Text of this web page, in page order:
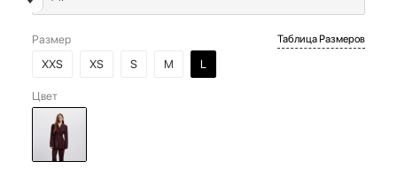
Размер
XXS
XS S M L
Таблица Размеров
Цвет